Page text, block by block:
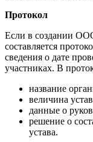
Протокол
Если в создании ООО
составляется
сведения о дате
участниках. В
название
величина
данные о
решение о
устава.